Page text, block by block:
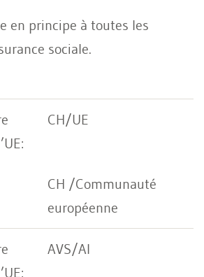
en principe à toutes les
sociale.
CH/UE
CH /Communauté
européenne
AVS/AI